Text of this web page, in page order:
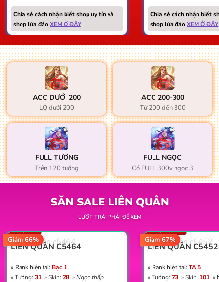
Chia sẻ cách nhận biết shop uy tín và
shop lừa đảoXEM Ở ĐÂY
Chia sẻ cách nhận biết
shop lừa đảoXEM Ở ĐÂY
ACC DƯỚI 200
LQ dưới 200
ACC 200-300
Từ 200 đến 300
FULL TƯỚNG
Trên 120 tướng
FULL NGỌC
Có FULL 300v ngọc 3
SĂN SALE LIÊN QUÂN
LƯỚT TRÁI PHẢI ĐỂ XEM
Giảm 66%
Số trận: 58
LIÊN QUÂN C5464
» Rank hiện tại:
Bạc 1
» Tướng: 31 » Skin: 28 »Ngọc thấp
Giảm 67%
Số trận: 1.185
LIÊN QUÂN C5452
» Rank hiện tại:
TA 5
» Tướng:73 » Skin: 101 »